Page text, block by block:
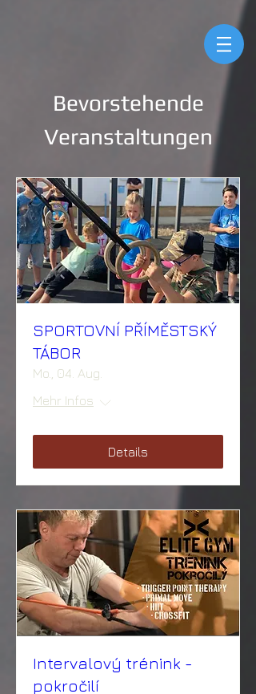
Bevorstehende
Veranstaltungen
SPORTOVNÍ PŘÍMĚSTSKÝ
TÁBOR
Mo., 04. Aug.
Mehr Infos
Details
Intervalový trénink -
pokročilí